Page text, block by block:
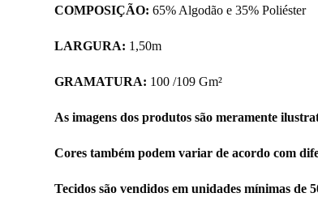
COMPOSIÇÃO: 65% Algodão e 35% Poliéster
LARGURA: 1,50m
GRAMATURA: 100 /109 Gm²
As imagens dos produtos são meramente
Cores também podem variar de acordo com
Tecidos são vendidos em unidades mínimas de